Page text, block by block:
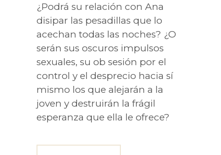
¿Podrá su relación con Ana
disipar las pesadillas que lo
acechan todas las noches? ¿O
serán sus oscuros impulsos
sexuales, su ob sesión por el
control y el desprecio hacia sí
mismo los que alejarán a la
joven y destruirán la frágil
esperanza que ella le ofrece?